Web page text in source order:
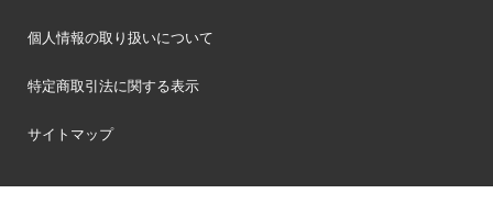
個人情報の取り扱いについて
特定商取引法に関する表示
サイトマップ